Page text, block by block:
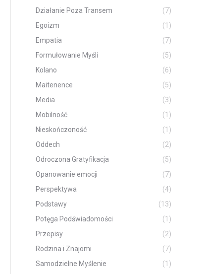
Działanie Poza Transem
(7)
Egoizm
(1)
Empatia
(7)
Formułowanie Myśli
(5)
Kolano
(6)
Maitenence
(5)
Media
(3)
Mobilność
(1)
Nieskończoność
(1)
Oddech
(2)
Odroczona Gratyfikacja
(5)
Opanowanie emocji
(7)
Perspektywa
(4)
Podstawy
(13)
Potęga Podświadomości
(1)
Przepisy
(2)
Rodzina i Znajomi
(7)
Samodzielne Myślenie
(1)